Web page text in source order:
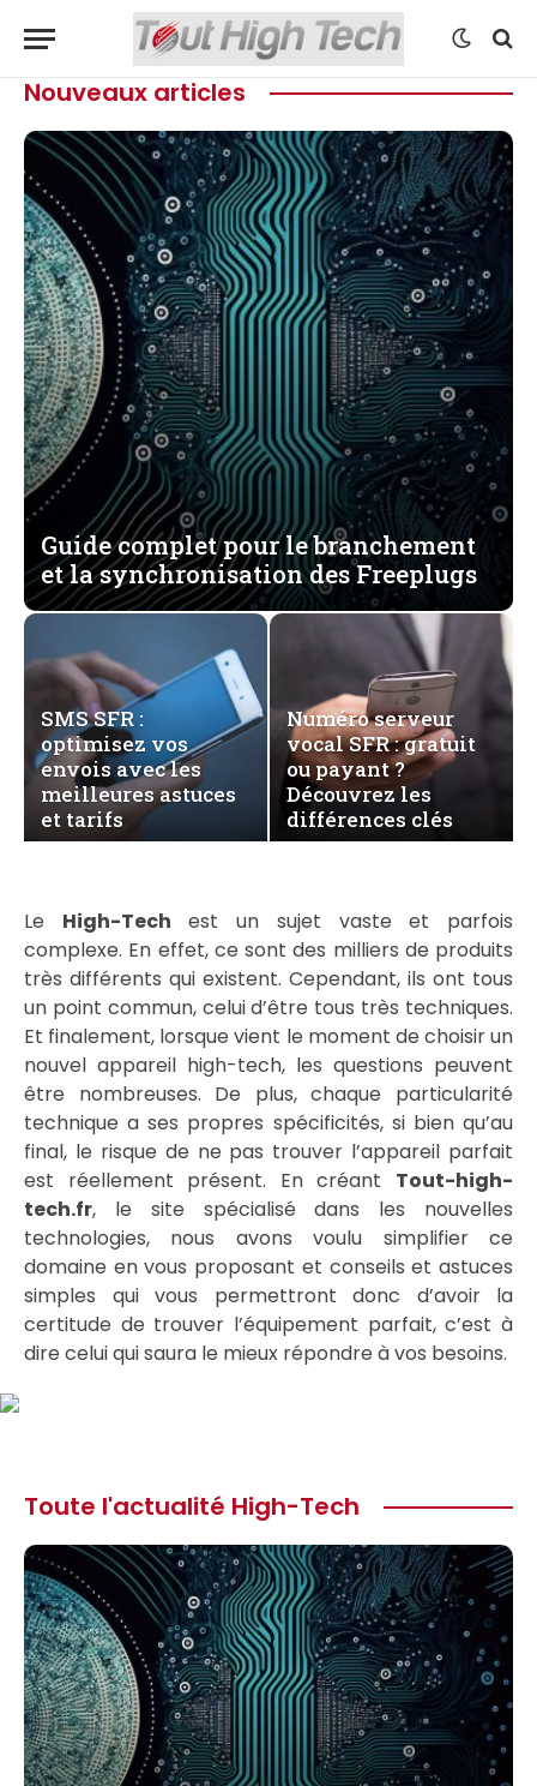
Nouveaux articles
Guide complet pour le branchement
et la synchronisation des Freeplugs
SMS SFR :
optimisez vos
envois avec les
meilleures astuces
et tarifs
Numéro serveur
vocal SFR : gratuit
ou payant ?
Découvrez les
différences clés
Le High-Tech est un sujet vaste et parfois
complexe. En effet, ce sont des milliers de produits
très différents qui existent. Cependant, ils ont tous
un point commun, celui d’être tous très techniques.
Et finalement, lorsque vient le moment de choisir un
nouvel appareil high-tech, les questions peuvent
être nombreuses. De plus, chaque particularité
technique a ses propres spécificités, si bien qu’au
final, le risque de ne pas trouver l’appareil parfait
est réellement présent. En créant Tout-high-
tech.fr, le site spécialisé dans les nouvelles
technologies, nous avons voulu simplifier ce
domaine en vous proposant et conseils et astuces
simples qui vous permettront donc d’avoir la
certitude de trouver l’équipement parfait, c’est à
dire celui qui saura le mieux répondre à vos besoins.
Toute l'actualité High-Tech